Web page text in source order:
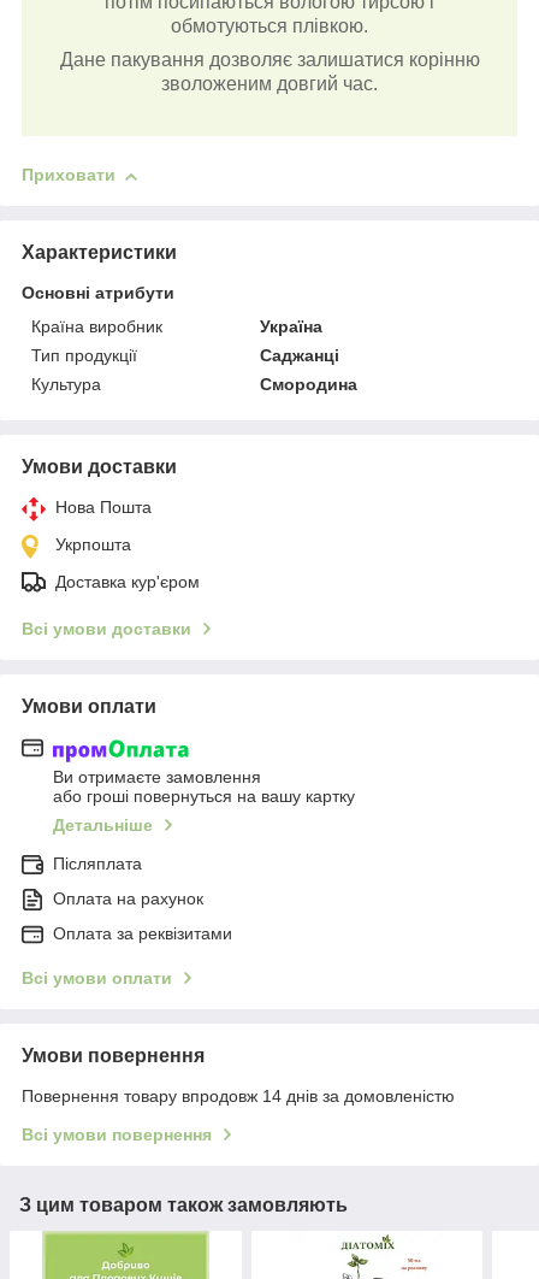
обмотуються плівкою.
Дане пакування дозволяє залишатися корінню
зволоженим довгий час.
Приховати
Характеристики
Основні атрибути
Країна виробник
Україна
Тип продукції
Саджанці
Культура
Смородина
Умови доставки
Нова Пошта
Укрпошта
Доставка кур'єром
Всі умови доставки
Умови оплати
Ви отримаєте замовлення
або гроші повернуться на вашу картку
Детальніше
Післяплата
Оплата на рахунок
Оплата за реквізитами
Всі умови оплати
Умови повернення
Повернення товару впродовж 14 днів за домовленістю
Всі умови повернення
З цим товаром також замовляють